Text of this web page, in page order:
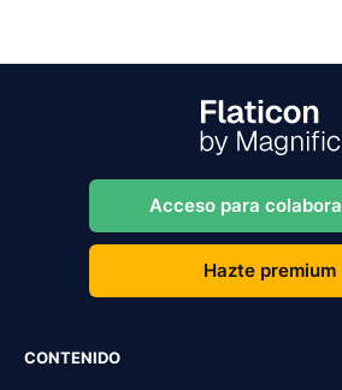
Acceso para
Hazte premium
CONTENIDO